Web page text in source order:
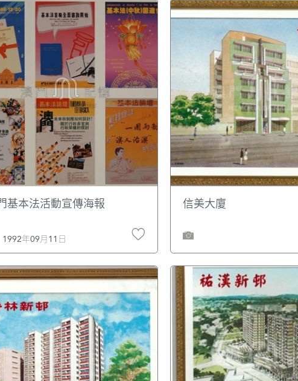
基本法活動宣傳海報
1992年09月11日
信美大廈